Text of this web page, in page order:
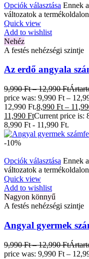
Opciók választása Ennek
változatok a
Quick view
Add to wishlist
Nehéz
A festés nehézségi szintje
Az erdő angyala
9,990Ft – 12,990Ft
price was: 9,990 Ft –
12,990 Ft.8,990 Ft –
11,990 FtCurrent price is:
8,990 Ft - 11,990 Ft.
-10%
Opciók választása Ennek
változatok a
Quick view
Add to wishlist
Nagyon könnyű
A festés nehézségi szintje
Angyal gyermek
9,990Ft – 12,990Ft
price was: 9,990 Ft –